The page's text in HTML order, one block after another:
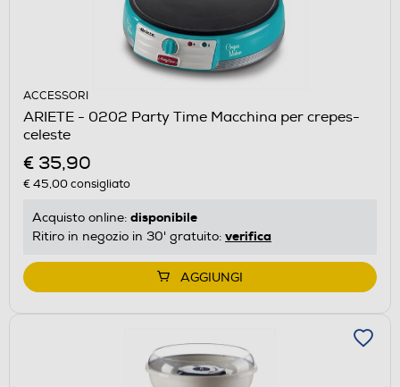
ACCESSORI
ARIETE - 0202 Party Time Macchina per crepes-
celeste
€ 35,90
€ 45,00consigliato
Acquisto online: disponibile
Ritiro in negozio in 30' gratuito: verifica
AGGIUNGI